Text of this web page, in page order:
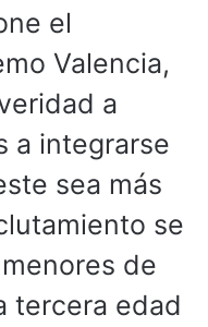
el
Valencia,
a
a integrarse
sea más
se
de
tercera edad